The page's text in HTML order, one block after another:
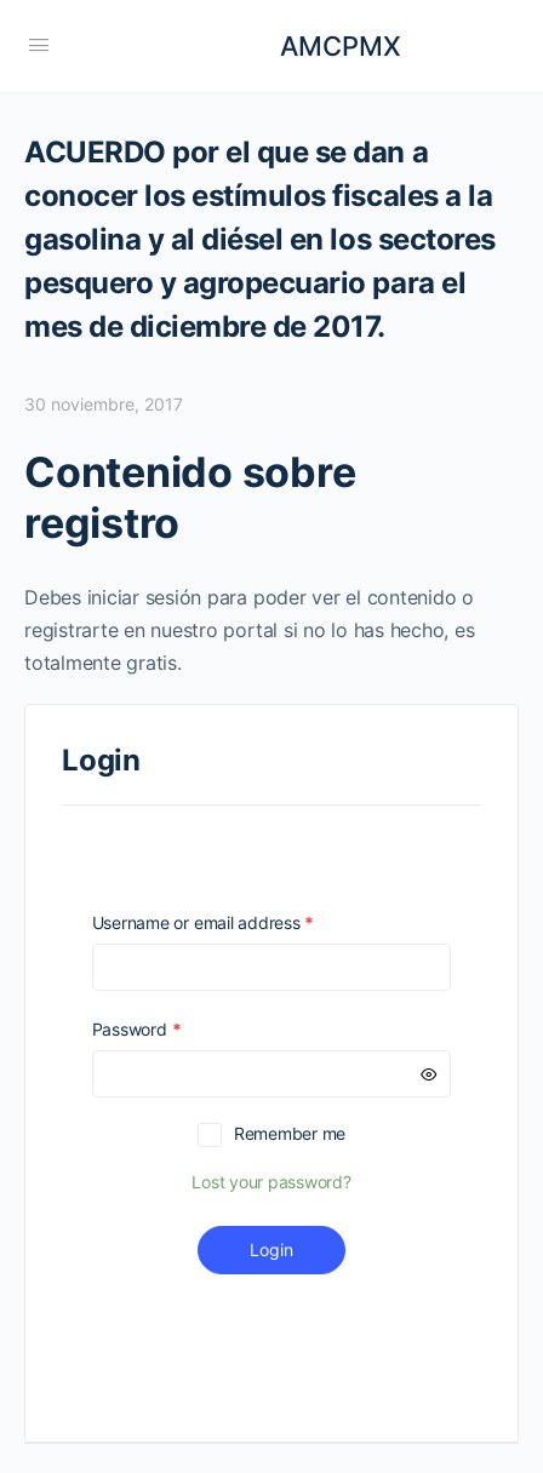
AMCPMX
ACUERDO por el que se dan a
conocer los estímulos fiscales a la
gasolina y al diésel en los sectores
pesquero y agropecuario para el
mes de diciembre de 2017.
30 noviembre, 2017
Contenido sobre
registro
Debes iniciar sesión para poder ver el contenido o
registrarte en nuestro portal si no lo has hecho, es
totalmente gratis.
Login
Username or email address *
Password *Required
Remember me
Lost your password?
Login